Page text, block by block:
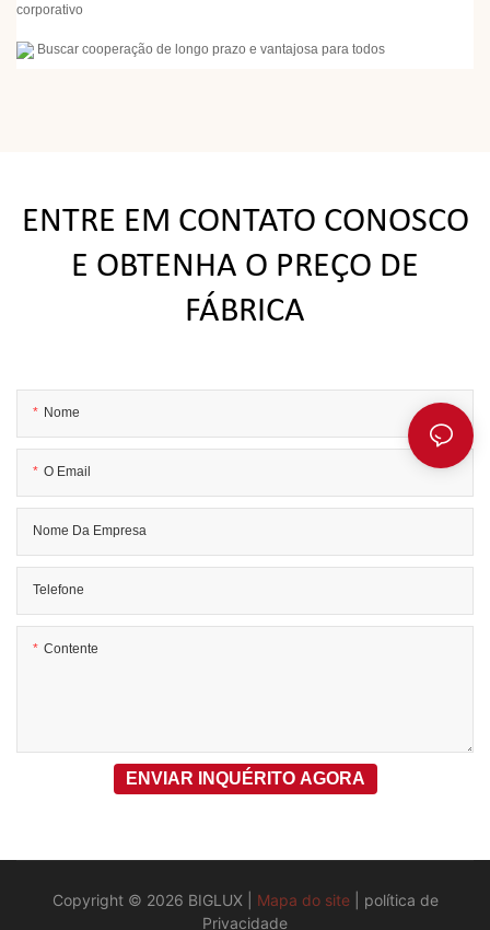
corporativo
Buscar cooperação de longo prazo e vantajosa para todos
ENTRE EM CONTATO CONOSCO
E OBTENHA O PREÇO DE
FÁBRICA
Nome
O Email
Nome Da Empresa
Telefone
Contente
ENVIAR INQUÉRITO AGORA
Copyright © 2026 BIGLUX | Mapa do site
política de
Privacidade